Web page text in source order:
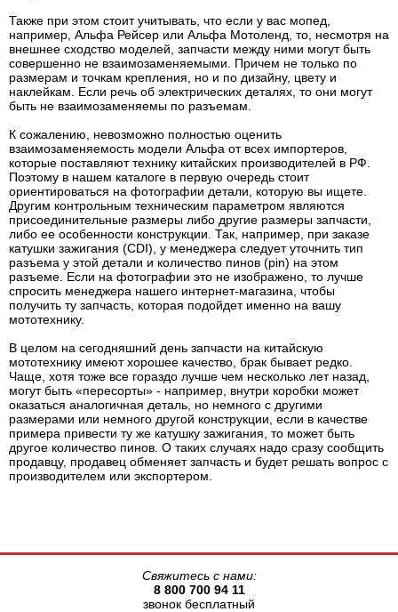
Также при этом стоит учитывать, что если у вас мопед,
например, Альфа Рейсер или Альфа Мотоленд, то, несмотря на
внешнее сходство моделей, запчасти между ними могут быть
совершенно не взаимозаменяемыми. Причем не только по
размерам и точкам крепления, но и по дизайну, цвету и
наклейкам. Если речь об электрических деталях, то они могут
быть не взаимозаменяемы по разъемам.
К сожалению, невозможно полностью оценить
взаимозаменяемость модели Альфа от всех импортеров,
которые поставляют технику китайских производителей в РФ.
Поэтому в нашем каталоге в первую очередь стоит
ориентироваться на фотографии детали, которую вы ищете.
Другим контрольным техническим параметром являются
присоединительные размеры либо другие размеры запчасти,
либо ее особенности конструкции. Так, например, при заказе
катушки зажигания (CDI), у менеджера следует уточнить тип
разъема у этой детали и количество пинов (pin) на этом
разъеме. Если на фотографии это не изображено, то лучше
спросить менеджера нашего интернет-магазина, чтобы
получить ту запчасть, которая подойдет именно на вашу
мототехнику.
В целом на сегодняшний день запчасти на китайскую
мототехнику имеют хорошее качество, брак бывает редко.
Чаще, хотя тоже все гораздо лучше чем несколько лет назад,
могут быть «пересорты» - например, внутри коробки может
оказаться аналогичная деталь, но немного с другими
размерами или немного другой конструкции, если в качестве
примера привести ту же катушку зажигания, то может быть
другое количество пинов. О таких случаях надо сразу сообщить
продавцу, продавец обменяет запчасть и будет решать вопрос с
производителем или экспортером.
Свяжитесь с нами:
8 800 700 94 11
звонок бесплатный